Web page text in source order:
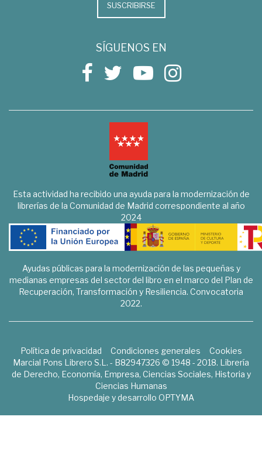
SUSCRIBIRSE
SÍGUENOS EN
Esta actividad ha recibido una ayuda para la modernización de
librerías de la Comunidad de Madrid correspondiente al año
2024
Ayudas públicas para la modernización de las pequeñas y
medianas empresas del sector del libro en el marco del Plan de
Recuperación, Transformación y Resiliencia. Convocatoria
2022.
Política de privacidad Condiciones generales
Cookies
Marcial Pons Librero S.L. - B82947326 © 1948 - 2018. Librería
de Derecho, Economía, Empresa, Ciencias Sociales, Historia y
Ciencias Humanas
Hospedaje y desarrollo OPTYMA